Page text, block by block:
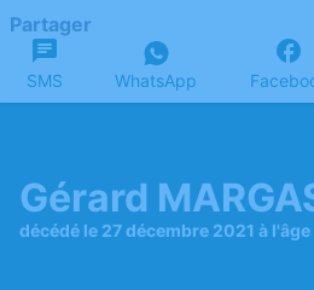
Partager
SMS WhatsApp
Gérard
décédé le 27 décembre 2021 à l'âge